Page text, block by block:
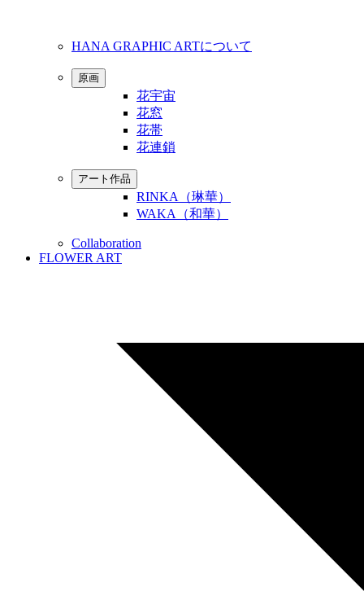
HANA GRAPHIC ARTについて
原画
花宇宙
花窓
花帯
花連鎖
アート作品
RINKA（琳華）
WAKA（和華）
Collaboration
FLOWER ART